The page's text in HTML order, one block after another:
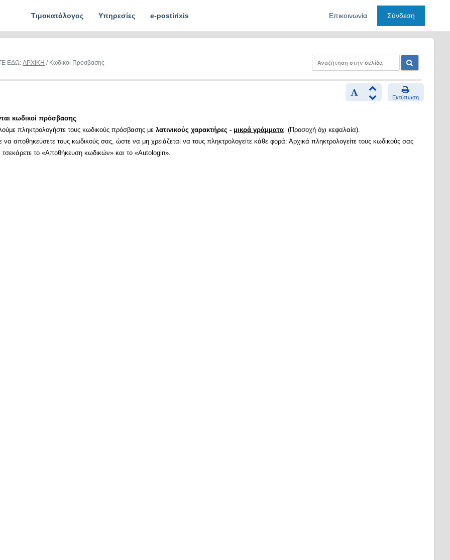
Τιμοκατάλογος Υπηρεσίες e-postirixis Επικοινωνία Σύνδεση
ΕΔΩ:ΑΡΧΙΚΗ / Κωδικοί Πρόσβασης
Εκτύπωση
κωδικοί πρόσβασης
πληκτρολογήστε τους κωδικούς πρόσβασης μελατινικούς χαρακτήρες - μικρά γράμματα (Προσοχή όχι κεφαλαία).
να αποθηκεύσετε τους κωδικούς σας, ώστε να μη χρειάζεται να τους πληκτρολογείτε κάθε φορά: Αρχικά πληκτρολογείτε τους κωδικούς σας
τσεκάρετε το «Αποθήκευση κωδικών» και το «Autologin».